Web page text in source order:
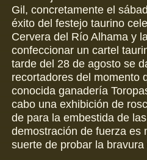
Gil, concretamente el
éxito del festejo taurino
Cervera del Río Alhama y
confeccionar un cartel
tarde del 28 de agosto se
recortadores del momento
conocida ganadería
cabo una exhibición de
de para la embestida de
demostración de fuerza es
suerte de probar la